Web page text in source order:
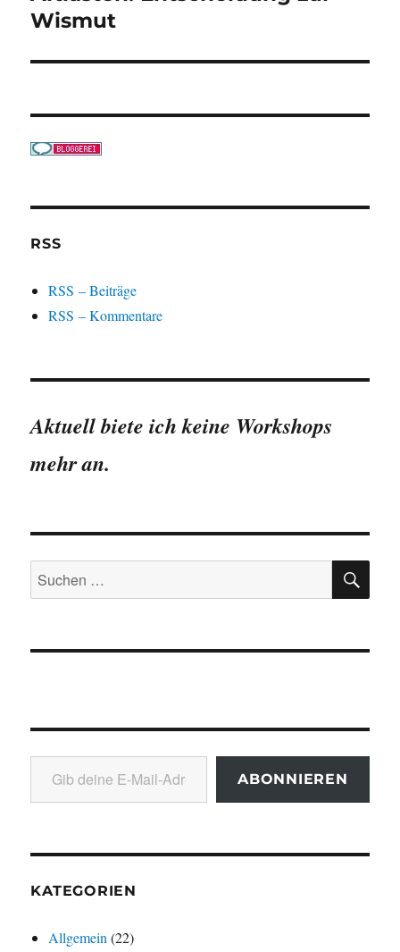
Wismut
RSS
RSS – Beiträge
RSS – Kommentare
Aktuell biete ich keine Workshops
mehr an.
Suchen
nach:
Gib deine E-Mail-Adresse ein ...
ABONNIEREN
KATEGORIEN
Allgemein (22)